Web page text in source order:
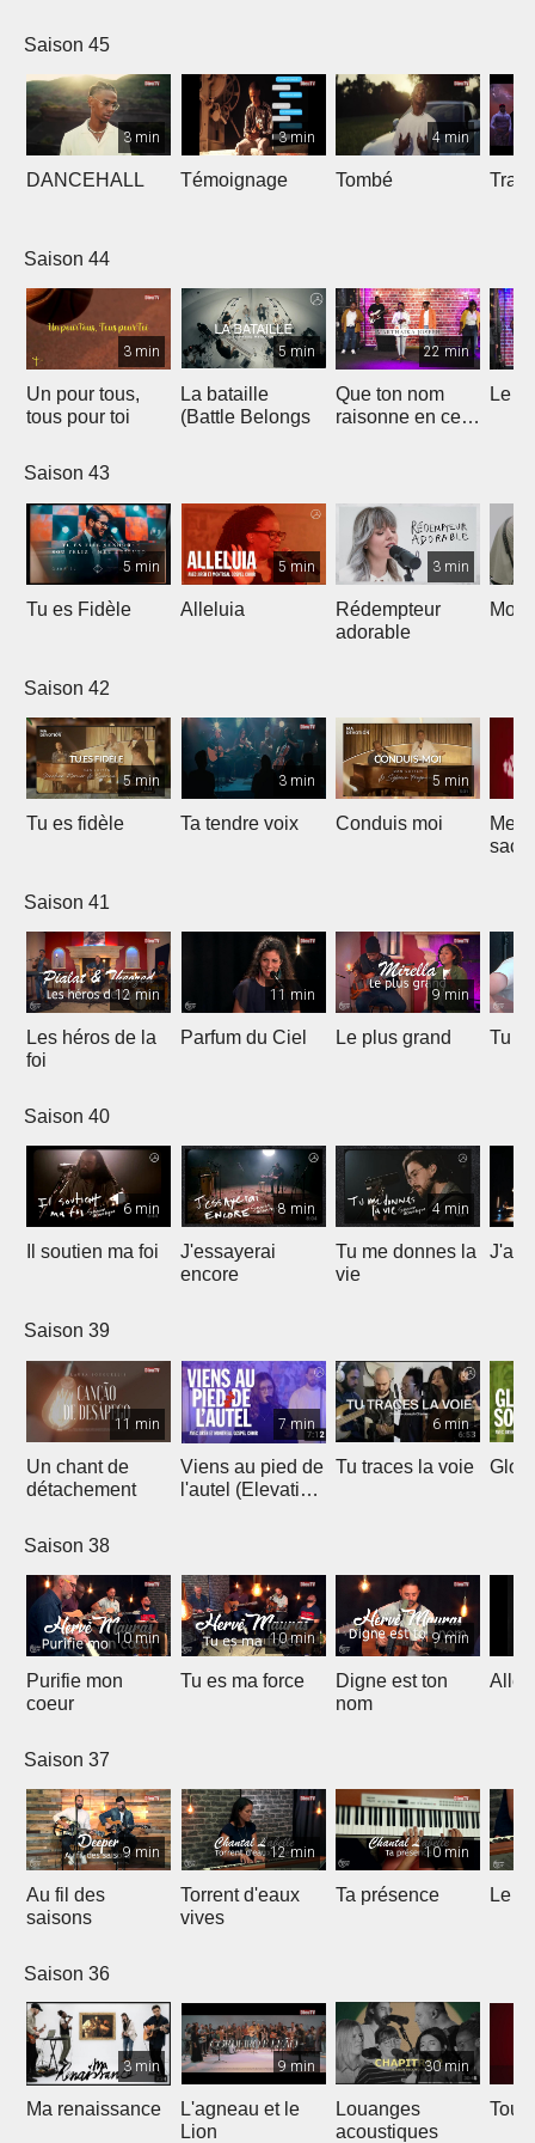
Saison 45
3 min
DANCEHALL
3 min
Témoignage
4 min
Tombé
Saison 44
3 min
Un pour tous,
tous pour toi
5 min
La bataille
(Battle Belongs
22 min
Que ton nom
raisonne en ce
Le
Saison 43
5 min
Tu es Fidèle
5 min
Alleluia
3 min
Rédempteur
adorable
Mon
Saison 42
5 min
Tu es fidèle
3 min
Ta tendre voix
5 min
Conduis moi
Saison 41
12 min
Les héros de la
foi
11 min
Parfum du Ciel
9 min
Le plus grand Tu
Saison 40
6 min
Il soutien ma foi
8 min
J'essayerai
encore
4 min
Tu me donnes la
vie
J'ai
Saison 39
11 min
Un chant de
détachement
7 min
Viens au pied de
l'autel (Elevation
6 min
Tu traces la voie
Saison 38
10 min
Purifie mon
coeur
10 min
Tu es ma force
9 min
Digne est ton
nom
Saison 37
9 min
Au fil des
saisons
12 min
Torrent d'eaux
vives
10 min
Ta présence Le
Saison 36
3 min
Ma renaissance
9 min
L'agneau et le
Lion
30 min
Louanges
acoustiques
Tout